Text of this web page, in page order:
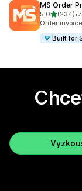
MS Order
5,0z 5 hvězd
(234)
Celkový •
Order
Built for